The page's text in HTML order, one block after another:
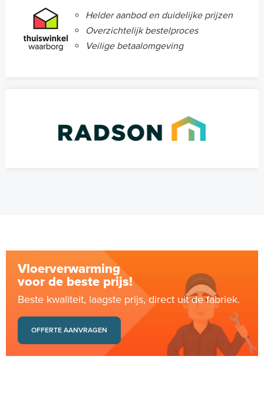
Helder aanbod en duidelijke prijzen
Overzichtelijk bestelproces
Veilige betaalomgeving
Vloerverwarming
voor de beste prijs!
Beste kwaliteit, laagste prijs, direct uit de fabriek.
OFFERTE AANVRAGEN